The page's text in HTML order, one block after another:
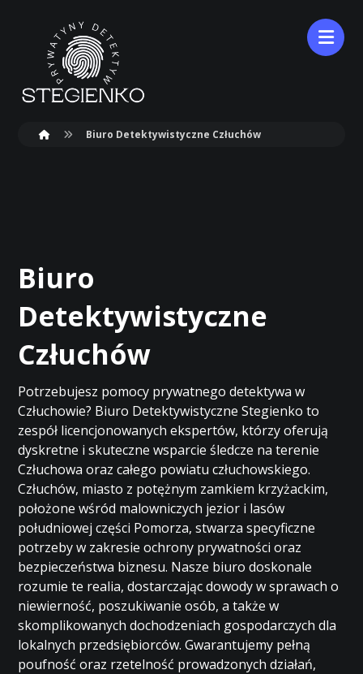
Biuro Detektywistyczne Człuchów
Biuro
Detektywistyczne
Człuchów
Potrzebujesz pomocy prywatnego detektywa w
Człuchowie? Biuro Detektywistyczne Stegienko to
zespół licencjonowanych ekspertów, którzy oferują
dyskretne i skuteczne wsparcie śledcze na terenie
Człuchowa oraz całego powiatu człuchowskiego.
Człuchów, miasto z potężnym zamkiem krzyżackim,
położone wśród malowniczych jezior i lasów
południowej części Pomorza, stwarza specyficzne
potrzeby w zakresie ochrony prywatności oraz
bezpieczeństwa biznesu. Nasze biuro doskonale
rozumie te realia, dostarczając dowody w sprawach o
niewierność, poszukiwanie osób, a także w
skomplikowanych dochodzeniach gospodarczych dla
lokalnych przedsiębiorców. Gwarantujemy pełną
poufność oraz rzetelność prowadzonych działań,